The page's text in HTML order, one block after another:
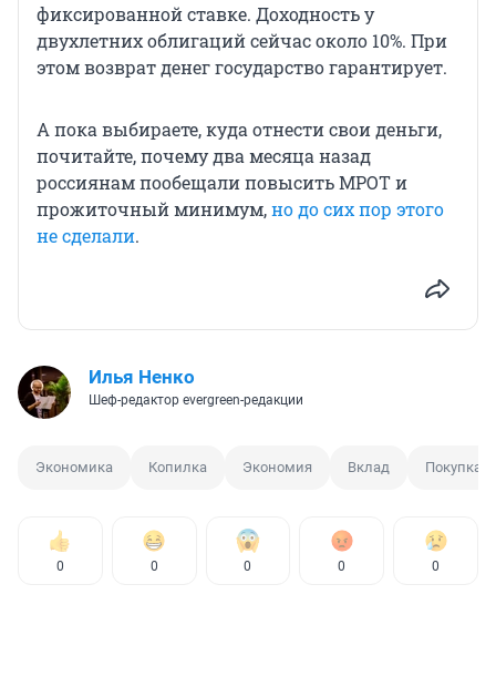
фиксированной ставке. Доходность у
двухлетних облигаций сейчас около 10%. При
этом возврат денег государство гарантирует.
А пока выбираете, куда отнести свои деньги,
почитайте, почему два месяца назад
россиянам пообещали повысить МРОТ и
прожиточный минимум,но до сих пор этого
не сделали.
Илья Ненко
Шеф-редактор evergreen-редакции
Экономика Копилка Экономия Вклад Покупка
0 0 0 0 0